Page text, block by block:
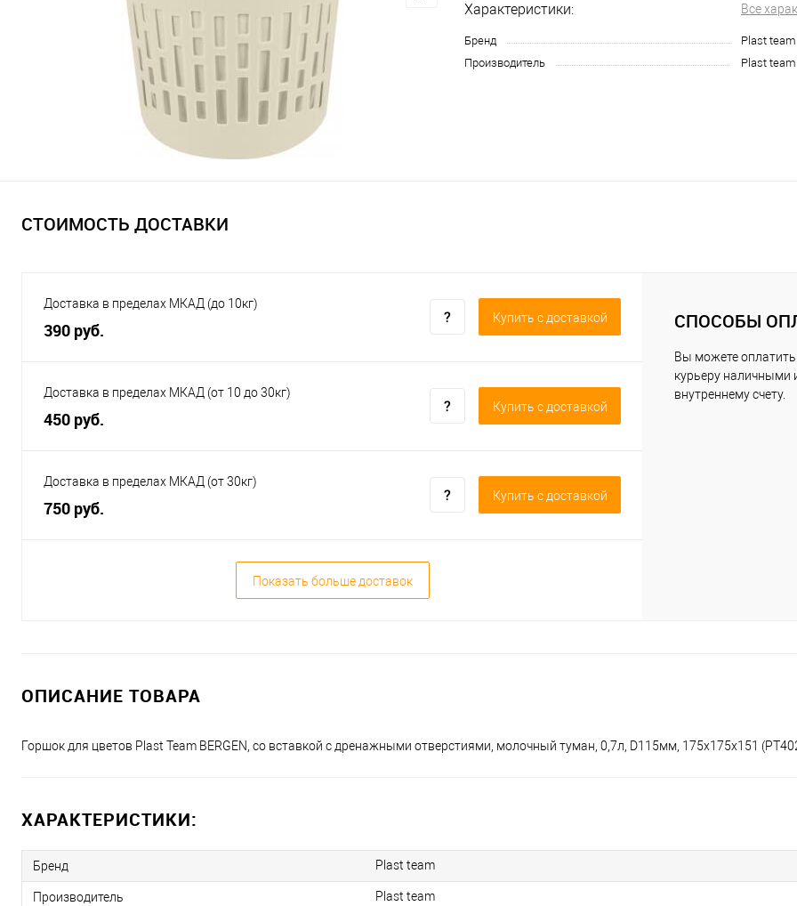
Характеристики: Все
Бренд
Plast team
Производитель
Plast team
СТОИМОСТЬ ДОСТАВКИ
Доставка в пределах МКАД (до 10кг)
390 руб.
Купить c доставкой
Доставка в пределах МКАД (от 10 до 30кг)
450 руб.
Купить c доставкой
Доставка в пределах МКАД (от 30кг)
750 руб.
Купить c доставкой
Показать больше доставок
СПОСОБЫ
Вы можете оплатить
курьеру наличными
внутреннему счету.
ОПИСАНИЕ ТОВАРА
Горшок для цветов Plast Team BERGEN, со вставкой с дренажными отверстиями, молочный туман, 0,7л, D115мм, 175х175х151
ХАРАКТЕРИСТИКИ:
Бренд Plast team
Производитель Plast team